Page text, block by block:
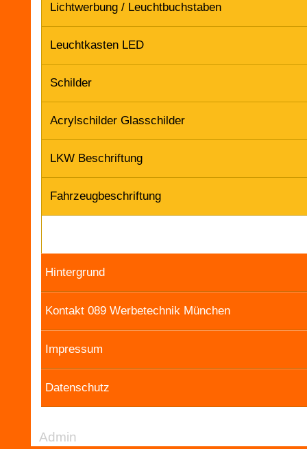
Lichtwerbung / Leuchtbuchstaben
Leuchtkasten LED
Schilder
Acrylschilder Glasschilder
LKW Beschriftung
Fahrzeugbeschriftung
Hintergrund
Kontakt 089 Werbetechnik München
Impressum
Datenschutz
Admin